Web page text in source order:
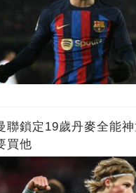
聯鎖定19歲丹麥全能
買他